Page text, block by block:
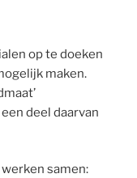
op te doeken
maken.
deel daarvan
samen: